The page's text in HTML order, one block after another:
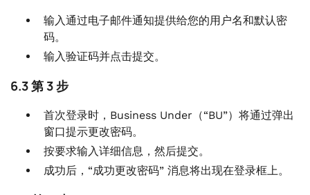
输入通过电子邮件通知提供给您的用户名和默认密
码。
输入验证码并点击提交。
6.3 第 3 步
首次登录时，Business Under（“BU”）将通过弹出
窗口提示更改密码。
按要求输入详细信息，然后提交。
成功后，“成功更改密码” 消息将出现在登录框上。